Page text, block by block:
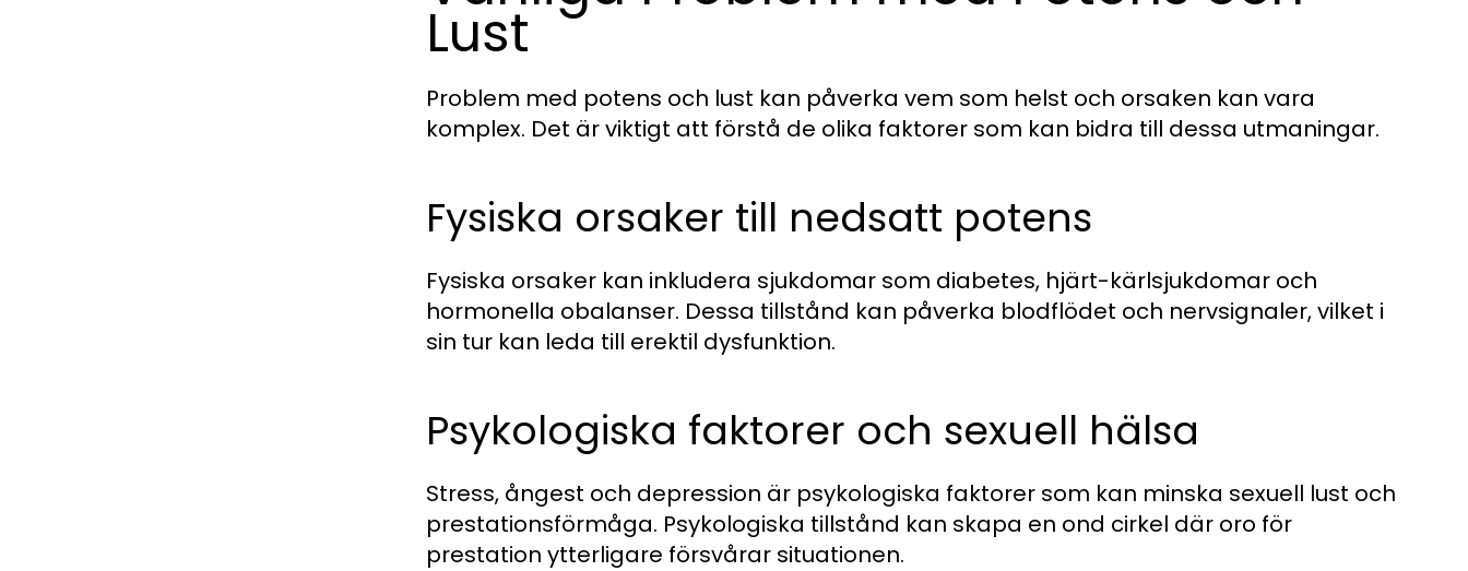
Lust
Problem med potens och lust kan påverka vem som helst och orsaken kan vara
komplex. Det är viktigt att förstå de olika faktorer som kan bidra till dessa utmaningar.
Fysiska orsaker till nedsatt potens
Fysiska orsaker kan inkludera sjukdomar som diabetes, hjärt-kärlsjukdomar och
hormonella obalanser. Dessa tillstånd kan påverka blodflödet och nervsignaler, vilket i
sin tur kan leda till erektil dysfunktion.
Psykologiska faktorer och sexuell hälsa
Stress, ångest och depression är psykologiska faktorer som kan minska sexuell lust och
prestationsförmåga. Psykologiska tillstånd kan skapa en ond cirkel där oro för
prestation ytterligare försvårar situationen.